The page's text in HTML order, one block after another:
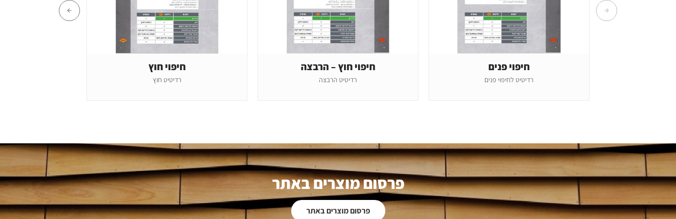
חיפוי פנים
רדיטיט לחיפוי פנים
חיפוי חוץ – הרבצה
רדיטיט הרבצה
חיפוי חוץ
רדיטיט חוץ
פרסום מוצרים באתר
פרסום מוצרים באתר